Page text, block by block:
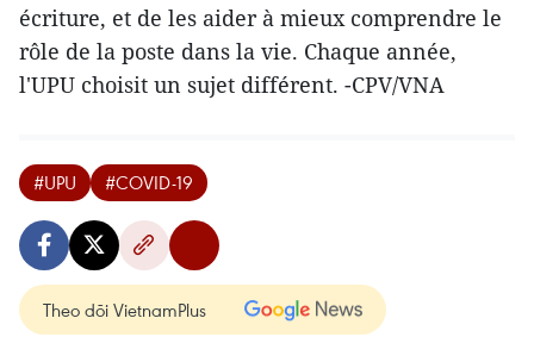
écriture, et de les aider à mieux comprendre le
rôle de la poste dans la vie. Chaque année,
l'UPU choisit un sujet différent. -CPV/VNA
#UPU #COVID-19
Theo dõi VietnamPlus